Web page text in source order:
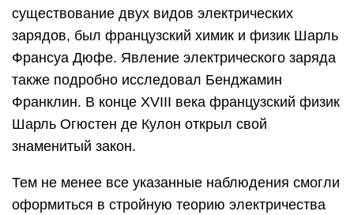
существование двух видов электрических
зарядов, был французский химик и физик Шарль
Франсуа Дюфе. Явление электрического заряда
также подробно исследовал Бенджамин
Франклин. В конце XVIII века французский физик
Шарль Огюстен де Кулон открыл свой
знаменитый закон.
Тем не менее все указанные наблюдения смогли
оформиться в стройную теорию электричества